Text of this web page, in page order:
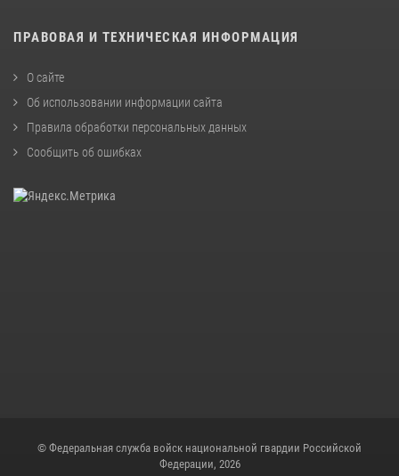
ПРАВОВАЯ И ТЕХНИЧЕСКАЯ ИНФОРМАЦИЯ
О сайте
Об использовании информации сайта
Правила обработки персональных данных
Сообщить об ошибках
© Федеральная служба войск национальной гвардии Российской
Федерации, 2026